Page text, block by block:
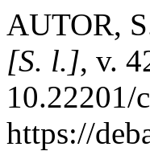
AUTOR,
[S. l.], v.
10.22201/
https://